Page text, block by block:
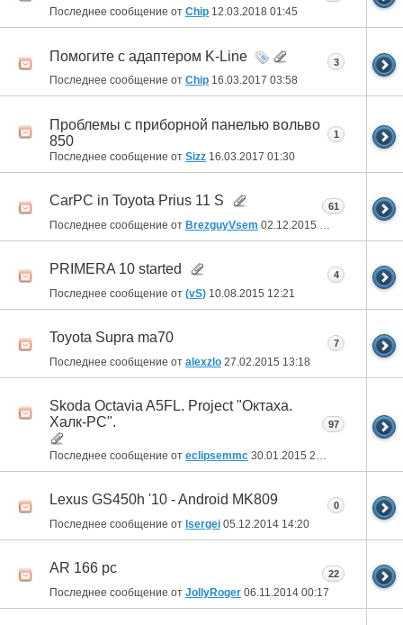
Последнее сообщение от Chip 12.03.2018 01:45
Помогите с адаптером K-Line
Последнее сообщение от Chip 16.03.2017 03:58
3
Проблемы с приборной панелью вольво
850
Последнее сообщение от Sizz 16.03.2017 01:30
1
CarPC in Toyota Prius 11 S
Последнее сообщение от BrezguyVsem 02.12.2015
61
PRIMERA 10 started
Последнее сообщение от (vS) 10.08.2015 12:21
4
Toyota Supra ma70
Последнее сообщение от alexzlo 27.02.2015 13:18
7
Skoda Octavia A5FL. Project "Октаха.
Халк-PC".
Последнее сообщение от eclipsemmc 30.01.2015 20:54
97
Lexus GS450h '10 - Android MK809
Последнее сообщение от lsergei 05.12.2014 14:20
0
AR 166 pc
Последнее сообщение от JollyRoger 06.11.2014 00:17
22